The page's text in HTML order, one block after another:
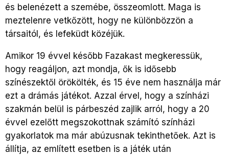
és belenézett a szemébe, összeomlott. Maga is
meztelenre vetkőzött, hogy ne különbözzön a
társaitól, és lefeküdt közéjük.
Amikor 19 évvel később Fazakast megkeressük,
hogy reagáljon, azt mondja, ők is idősebb
színészektől örökölték, és 15 éve nem használja már
ezt a drámás játékot. Azzal érvel, hogy a színházi
szakmán belül is párbeszéd zajlik arról, hogy a 20
évvel ezelőtt megszokottnak számító színházi
gyakorlatok ma már abúzusnak tekinthetőek. Azt is
állítja, az említett esetben is a játék után